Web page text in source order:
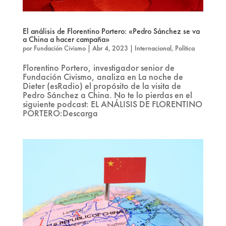
El análisis de Florentino Portero: «Pedro Sánchez se va
a China a hacer campaña»
por Fundación Civismo| Abr 4, 2023 | Internacional, Política
Florentino Portero, investigador senior de
Fundación Civismo, analiza en La noche de
Dieter (esRadio) el propósito de la visita de
Pedro Sánchez a China. No te lo pierdas en el
siguiente podcast: EL ANÁLISIS DE FLORENTINO
PORTERO:Descarga